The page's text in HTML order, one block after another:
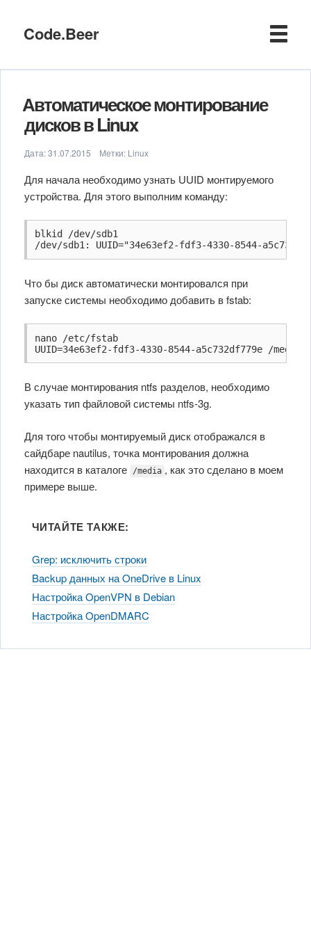
Code.Beer
Автоматическое монтирование
дисков в Linux
Дата:31.07.2015 Метки: Linux
Для начала необходимо узнать UUID монтируемого
устройства. Для этого выполним команду:
blkid /dev/sdb1
/dev/sdb1: UUID="34e63ef2-fdf3-4330-8544-
Что бы диск автоматически монтировался при
запуске системы необходимо добавить в fstab:
nano /etc/fstab
В случае монтирования ntfs разделов, необходимо
указать тип файловой системы ntfs-3g.
Для того чтобы монтируемый диск отображался в
сайдбаре nautilus, точка монтирования должна
находится в каталоге
/media , как это сделано в моем
примере выше.
ЧИТАЙТЕ ТАКЖЕ:
Grep: исключить строки
Backup данных на OneDrive в Linux
Настройка OpenVPN в Debian
Настройка OpenDMARC